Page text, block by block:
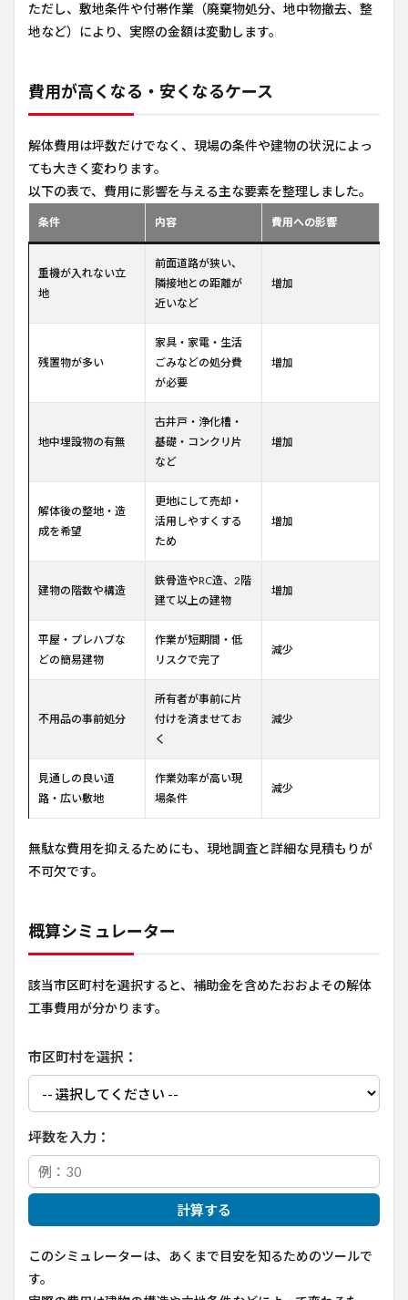
ただし、敷地条件や付帯作業（廃棄物処分、地中物撤去、整
地など）により、実際の金額は変動します。
費用が高くなる・安くなるケース
解体費用は坪数だけでなく、現場の条件や建物の状況によっ
ても大きく変わります。
以下の表で、費用に影響を与える主な要素を整理しました。
条件 内容 費用への影響
重機が入れない立
地
前面道路が狭い、
隣接地との距離が
近いなど
増加
残置物が多い
家具・家電・生活
ごみなどの処分費
が必要
増加
地中埋設物の有無
古井戸・浄化槽・
基礎・コンクリ片
など
増加
解体後の整地・造
成を希望
更地にして売却・
活用しやすくする
ため
増加
建物の階数や構造
鉄骨造やRC造、2階
建て以上の建物
増加
平屋・プレハブな
どの簡易建物
作業が短期間・低
リスクで完了
減少
不用品の事前処分
所有者が事前に片
付けを済ませてお
く
減少
見通しの良い道
路・広い敷地
作業効率が高い現
場条件
減少
無駄な費用を抑えるためにも、現地調査と詳細な見積もりが
不可欠です。
概算シミュレーター
該当市区町村を選択すると、補助金を含めたおおよその解体
工事費用が分かります。
市区町村を選択：
坪数を入力：
計算する
このシミュレーターは、あくまで目安を知るためのツールで
す。